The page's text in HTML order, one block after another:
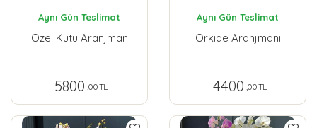
Aynı Gün Teslimat
Özel Kutu Aranjman
5800 ,00 TL
Aynı Gün Teslimat
Orkide Aranjmanı
4400 ,00 TL